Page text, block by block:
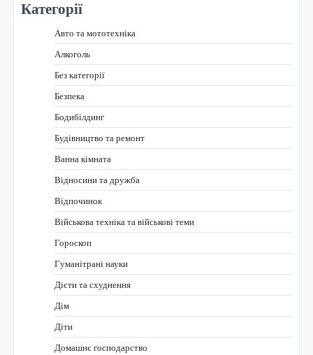
Категорії
Авто та мототехніка
Алкоголь
Без категорії
Безпека
Бодибілдинг
Будівництво та ремонт
Ванна кімната
Відносини та дружба
Відпочинок
Військова техніка та військові теми
Гороскоп
Гуманітрані науки
Дієти та схуднення
Дім
Діти
Домашнє господарство